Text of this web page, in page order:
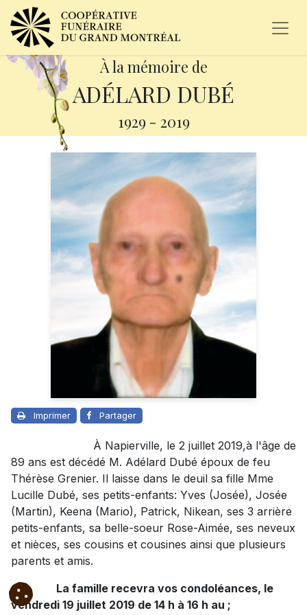
À la mémoire de
ADÉLARD DUBÉ
1929 - 2019
Imprimer Partager
À Napierville, le 2 juillet 2019,à l'âge de
89 ans est décédé M. Adélard Dubé époux de feu
Thérèse Grenier. Il laisse dans le deuil sa fille Mme
Lucille Dubé, ses petits-enfants: Yves (Josée), Josée
(Martin), Keena (Mario), Patrick, Nikean, ses 3 arrière
petits-enfants, sa belle-soeur Rose-Aimée, ses neveux
et nièces, ses cousins et cousines ainsi que plusieurs
parents et amis.
La famille recevra vos condoléances, le
vendredi 19 juillet 2019 de 14 h à 16 h au ;